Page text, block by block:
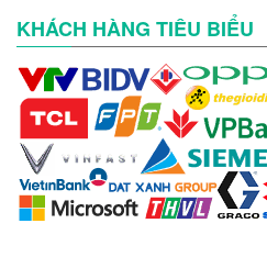
KHÁCH HÀNG TIÊU BIỂU